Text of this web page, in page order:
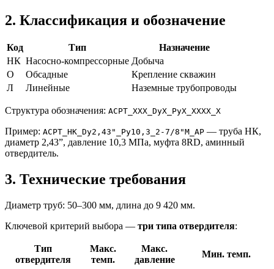
2. Классификация и обозначение
Код Тип
Назначение
НК Насосно-компрессорные Добыча
О
Обсадные
Крепление скважин
Л
Линейные Наземные трубопроводы
Структура обозначения: АСРТ_XXX_DyX_РуX_XXXX_X
Пример: АСРТ_НК_Dy2,43"_Ру10,3_2-7/8"М_АР — труба НК,
диаметр 2,43”, давление 10,3 МПа, муфта 8RD, аминный
отвердитель.
3. Технические требования
Диаметр труб: 50–300 мм, длина до 9 420 мм.
Ключевой критерий выбора — три типа отвердителя:
Тип
отвердителя
Макс.
темп.
Макс.
давление
Мин. темп.